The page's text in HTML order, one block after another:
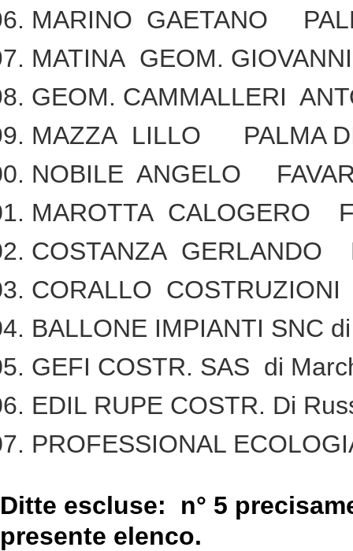
MARINO GAETANO
MATINA GEOM.
GEOM. CAMMALLERI
MAZZA LILLO PALMA DI
NOBILE ANGELO
MAROTTA CALOGERO
COSTANZA GERLANDO
CORALLO
BALLONE IMPIANTI SNC
GEFI COSTR. SAS di
EDIL RUPE COSTR. Di
PROFESSIONAL
Ditte escluse: n° 5
presente elenco.